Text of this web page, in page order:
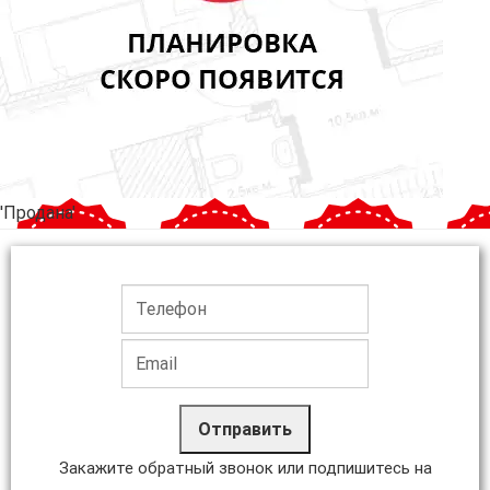
'Продана'
Отправить
Закажите обратный звонок или подпишитесь на